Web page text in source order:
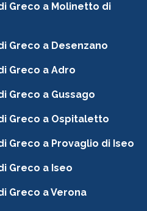
Greco a Molinetto di
Greco a Desenzano
Greco a Adro
Greco a Gussago
Greco a Ospitaletto
Greco a Provaglio di Iseo
Greco a Iseo
Greco a Verona